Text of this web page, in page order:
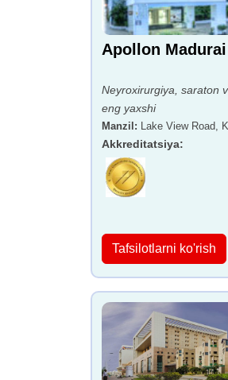
Apollon
Neyroxirurgiya, saraton
eng yaxshi
Manzil : Lake View Road,
Akkreditatsiya:
Tafsilotlarni ko'rish